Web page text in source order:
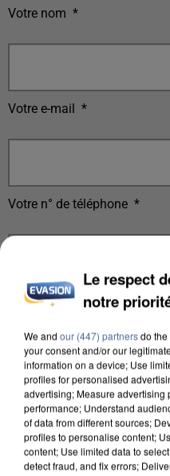
Votre nom *
Votre e-mail *
Votre n° de téléphone *
Votre message*
Taille maximum : 500 caractères
Votre CV
Le respect
notre
We and our (447) partnersdo
your consent and/or our
information on a device; Use
profiles for personalised
advertising; Measure advertising
performance; Understand
of data from different sources;
profiles to personalise content;
content; Use limited data to
detect fraud, and fix errors;